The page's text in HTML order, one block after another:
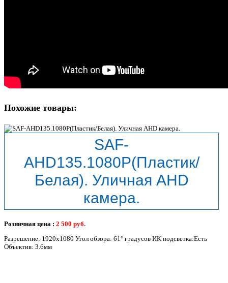
Похожие товары:
SAF-
AHD135.1080P(Пластик/
Белая). Уличная AHD
камера.
Розничная цена : 2 500 руб.
Разрешение: 1920x1080 Угол обзора: 61° градусов ИК подсветка:Есть
Объектив: 3.6мм